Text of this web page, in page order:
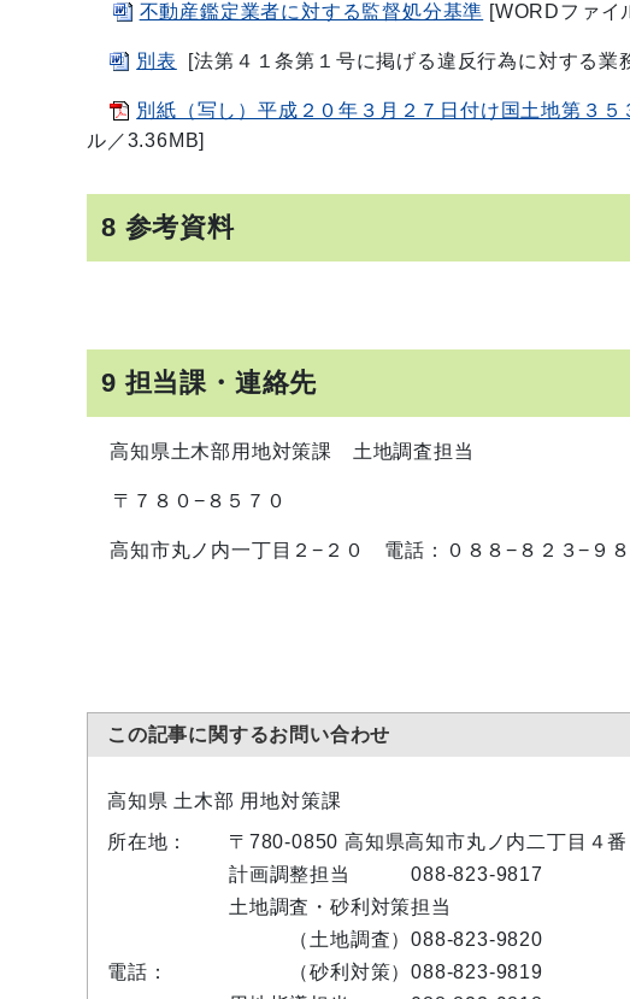
不動産鑑定業者に対する監督処分基準 [WORDファイ
別表 [法第４１条第１号に掲げる違反行為に対する
別紙（写し）平成２０年３月２７日付け国土地第３
ル／3.36MB]
8 参考資料
9 担当課・連絡先
高知県土木部用地対策課 土地調査担当
〒７８０−８５７０
高知市丸ノ内一丁目２−２０ 電話：０８８−８２３−９８
この記事に関するお問い合わせ
高知県 土木部 用地対策課
所在地：
〒780-0850 高知県高知市丸ノ内二丁目４番
電話：
計画調整担当 088-823-9817
土地調査・砂利対策担当
（土地調査）088-823-9820
（砂利対策）088-823-9819